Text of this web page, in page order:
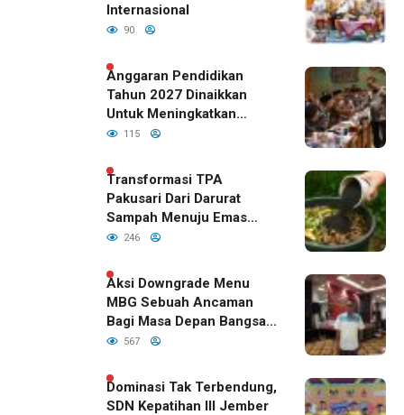
Internasional
90
Anggaran Pendidikan
Tahun 2027 Dinaikkan
Untuk Meningkatkan
Kualitas Anak Bangsa,
RI
115
Transformasi TPA
Pakusari Dari Darurat
Sampah Menuju Emas
Hijau di Era Kepemimpinan
246
Aksi Downgrade Menu
MBG Sebuah Ancaman
Bagi Masa Depan Bangsa
Indonesia
567
Dominasi Tak Terbendung,
SDN Kepatihan III Jember